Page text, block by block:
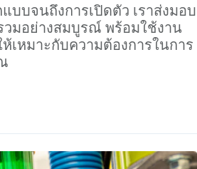
บบจนถึงการเปิดตัว เราส่งมอบ
มอย่างสมบูรณ์ พร้อมใช้งาน
เหมาะกับความต้องการในการ